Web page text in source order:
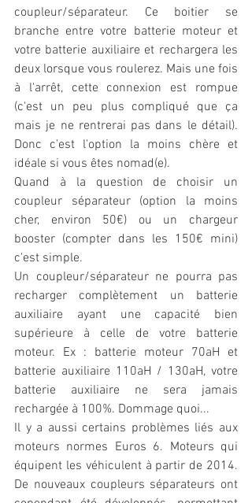
coupleur/séparateur. Ce boitier se
branche entre votre batterie moteur et
votre batterie auxiliaire et rechargera les
deux lorsque vous roulerez. Mais une fois
à l'arrêt, cette connexion est rompue
(c'est un peu plus compliqué que ça
mais je ne rentrerai pas dans le détail).
Donc c'est l'option la moins chère et
idéale si vous êtes nomad(e).
Quand à la question de choisir un
coupleur séparateur (option la moins
cher, environ 50€) ou un chargeur
booster (compter dans les 150€ mini)
c'est simple.
Un coupleur/séparateur ne pourra pas
recharger complètement un batterie
auxiliaire ayant une capacité bien
supérieure à celle de votre batterie
moteur. Ex : batterie moteur 70aH et
batterie auxiliaire 110aH / 130aH, votre
batterie auxiliaire ne sera jamais
rechargée à 100%. Dommage quoi...
Il y a aussi certains problèmes liés aux
moteurs normes Euros 6. Moteurs qui
équipent les véhiculent à partir de 2014.
De nouveaux coupleurs séparateurs ont